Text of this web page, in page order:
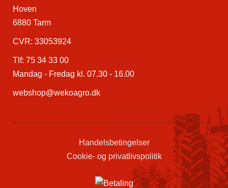
Hoven
6880 Tarm
CVR: 33053924
Tlf: 75 34 33 00
Mandag - Fredag kl. 07.30 - 16.00
webshop@wekoagro.dk
Handelsbetingelser
Cookie- og privatlivspolitik